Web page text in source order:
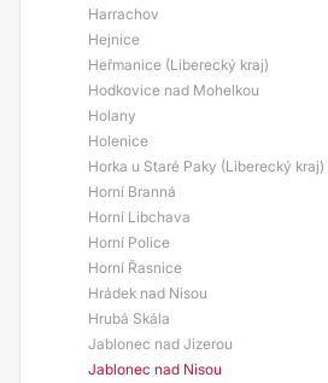
Harrachov
Hejnice
Heřmanice (Liberecký kraj)
Hodkovice nad Mohelkou
Holany
Holenice
Horka u Staré Paky (Liberecký kraj)
Horní Branná
Horní Libchava
Horní Police
Horní Řasnice
Hrádek nad Nisou
Hrubá Skála
Jablonec nad Jizerou
Jablonec nad Nisou